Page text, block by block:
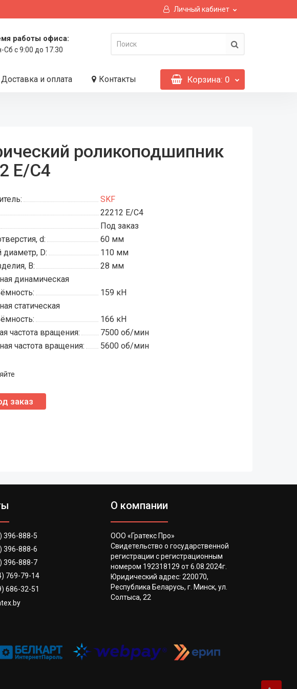
Личный кабинет
работы офиса:
Сб с 9:00 до 17.30
Доставка и оплата Контакты Корзина: 0
роликоподшипник
E/C4
SKF
22212 E/C4
Под заказ
d:
60 мм
D:
110 мм
B:
28 мм
динамическая
159 кН
статическая
166 кН
частота вращения:
7500 об/мин
частота вращения:
5600 об/мин
заказ
396-888-5
396-888-6
396-888-7
769-79-14
686-32-51
О компании
ООО «Гратекс Про»
Свидетельство о государственной
регистрации с регистрационным
номером 192318129 от 6.08.2024г.
Юридический адрес: 220070,
Республика Беларусь, г. Минск, ул.
Солтыса, 22